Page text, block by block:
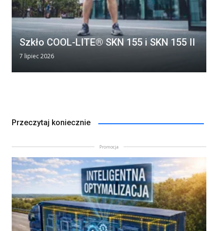
Szkło COOL-LITE® SKN 155 i SKN 155 II
7 lipiec 2026
Przeczytaj koniecznie
Promocja